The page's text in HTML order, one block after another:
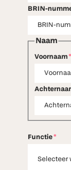
BRIN-
Naam
Voornaam*
Functie*
Selecteer